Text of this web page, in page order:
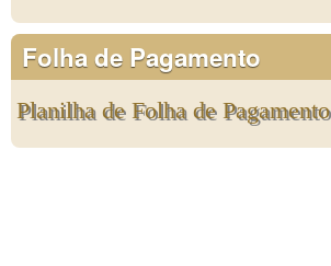
Folha de Pagamento
Planilha de Folha de Pagamento